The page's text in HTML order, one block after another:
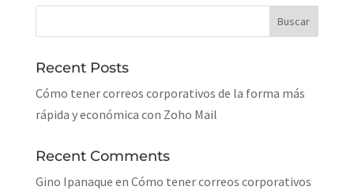
Recent Posts
Cómo tener correos corporativos de la forma más
rápida y económica con Zoho Mail
Recent Comments
Gino Ipanaque en Cómo tener correos corporativos